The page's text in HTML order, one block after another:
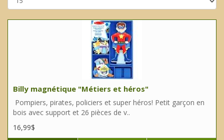
Billy magnétique "Métiers et héros"
Pompiers, pirates, policiers et super héros! Petit garçon en
bois avec support et 26 pièces de v..
16,99$